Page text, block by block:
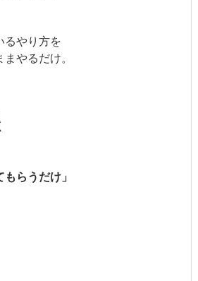
るやり方を
やるだけ。
もらうだけ」